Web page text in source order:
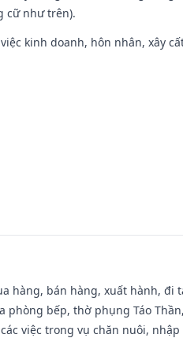
cữ như trên).
kinh doanh, hôn nhân, xây
hàng, bán hàng, xuất hành,
bếp, thờ phụng Táo
việc trong vụ chăn nuôi,